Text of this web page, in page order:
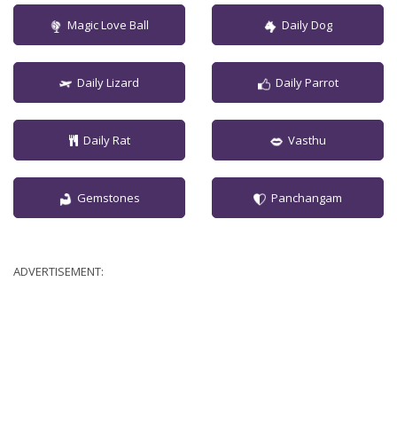
Magic Love Ball Daily Dog
Daily Lizard Daily Parrot
Daily Rat Vasthu
Gemstones Panchangam
ADVERTISEMENT: